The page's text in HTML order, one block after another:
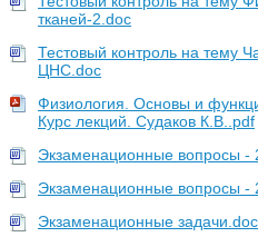
тканей-2.doc
Тестовый контроль на тему
ЦНС.doc
Физиология. Основы и
Курс лекций. Судаков К.В..pdf
Экзаменационные вопросы -
Экзаменационные вопросы -
Экзаменационные задачи.doc